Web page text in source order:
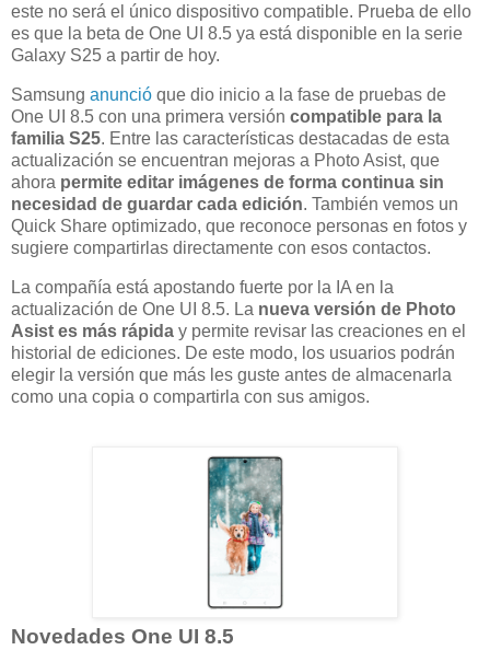
este no será el único dispositivo compatible. Prueba de ello
es que la beta de One UI 8.5 ya está disponible en la serie
Galaxy S25 a partir de hoy.
Samsung anunció que dio inicio a la fase de pruebas de
One UI 8.5 con una primera versión compatible para la
familia S25. Entre las características destacadas de esta
actualización se encuentran mejoras a Photo Asist, que
ahora permite editar imágenes de forma continua sin
necesidad de guardar cada edición. También vemos un
Quick Share optimizado, que reconoce personas en fotos y
sugiere compartirlas directamente con esos contactos.
La compañía está apostando fuerte por la IA en la
actualización de One UI 8.5. La nueva versión de Photo
Asist es más rápida y permite revisar las creaciones en el
historial de ediciones. De este modo, los usuarios podrán
elegir la versión que más les guste antes de almacenarla
como una copia o compartirla con sus amigos.
Novedades One UI 8.5